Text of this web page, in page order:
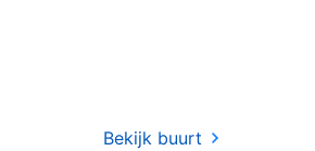
Bekijk buurt